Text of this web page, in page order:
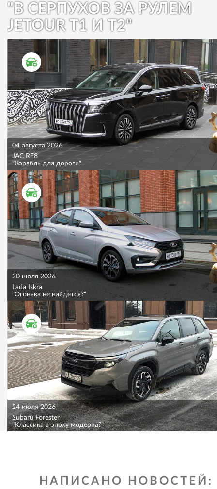
"В СЕРПУХОВ ЗА РУЛЕМ
JETOUR T1 И T2"
ТЕСТ ДРАЙВ
04 августа 2026
JAC RF8
"Корабль для дороги"
ТЕСТ ДРАЙВ
30 июля 2026
Lada Iskra
"Огонька не найдется?"
ТЕСТ ДРАЙВ
24 июля 2026
Subaru Forester
"Классика в эпоху модерна?"
НАПИСАНО НОВОСТЕЙ: